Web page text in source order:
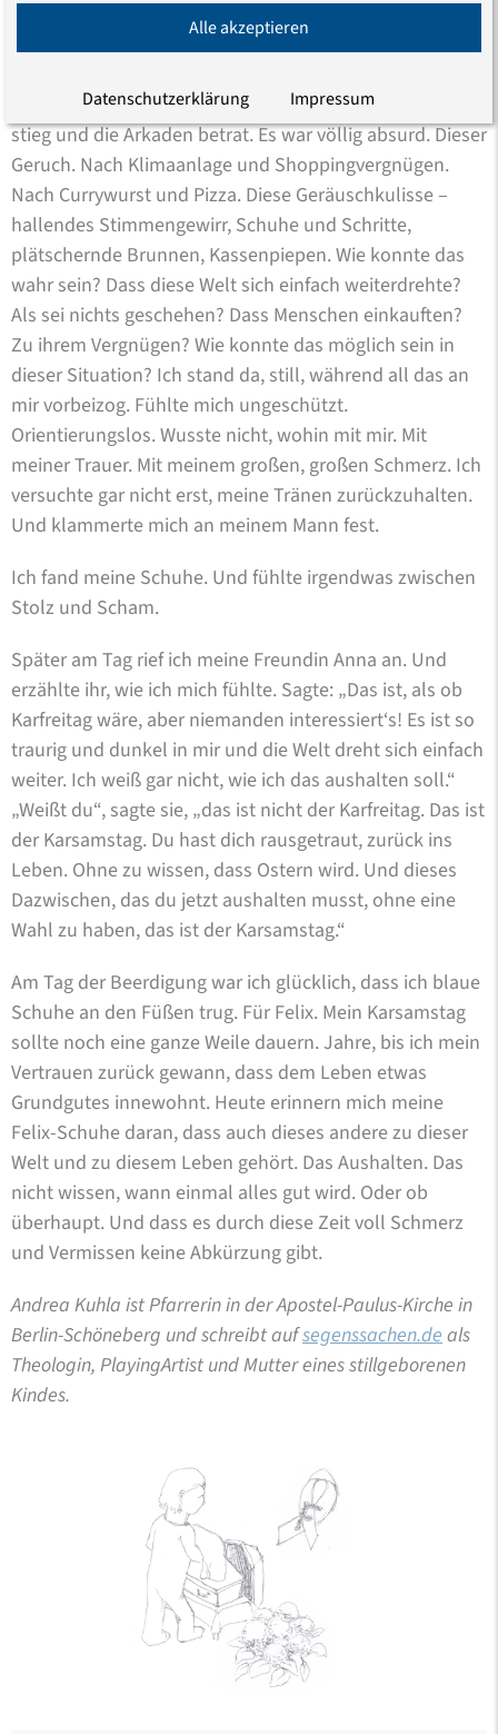
Ort, an dem verhältnismäßig nicht so viel los ist. Mein
Mann, mein Sohn und ich fuhren hin. Es war mein erstes
noch genau an dieses Gefühl, als ich aus dem Fahrstuhl
stieg und die Arkaden betrat. Es war völlig absurd. Dieser
Geruch. Nach Klimaanlage und Shoppingvergnügen.
Nach Currywurst und Pizza. Diese Geräuschkulisse –
hallendes Stimmengewirr, Schuhe und Schritte,
plätschernde Brunnen, Kassenpiepen. Wie konnte das
wahr sein? Dass diese Welt sich einfach weiterdrehte?
Als sei nichts geschehen? Dass Menschen einkauften?
Zu ihrem Vergnügen? Wie konnte das möglich sein in
dieser Situation? Ich stand da, still, während all das an
mir vorbeizog. Fühlte mich ungeschützt.
Orientierungslos. Wusste nicht, wohin mit mir. Mit
meiner Trauer. Mit meinem großen, großen Schmerz. Ich
versuchte gar nicht erst, meine Tränen zurückzuhalten.
Und klammerte mich an meinem Mann fest.
Ich fand meine Schuhe. Und fühlte irgendwas zwischen
Stolz und Scham.
Später am Tag rief ich meine Freundin Anna an. Und
erzählte ihr, wie ich mich fühlte. Sagte: „Das ist, als ob
Karfreitag wäre, aber niemanden interessiert‘s! Es ist so
traurig und dunkel in mir und die Welt dreht sich einfach
weiter. Ich weiß gar nicht, wie ich das aushalten soll.“
„Weißt du“, sagte sie, „das ist nicht der Karfreitag. Das ist
der Karsamstag. Du hast dich rausgetraut, zurück ins
Leben. Ohne zu wissen, dass Ostern wird. Und dieses
Dazwischen, das du jetzt aushalten musst, ohne eine
Wahl zu haben, das ist der Karsamstag.“
Am Tag der Beerdigung war ich glücklich, dass ich blaue
Schuhe an den Füßen trug. Für Felix. Mein Karsamstag
sollte noch eine ganze Weile dauern. Jahre, bis ich mein
Vertrauen zurück gewann, dass dem Leben etwas
Grundgutes innewohnt. Heute erinnern mich meine
Felix-Schuhe daran, dass auch dieses andere zu dieser
Welt und zu diesem Leben gehört. Das Aushalten. Das
nicht wissen, wann einmal alles gut wird. Oder ob
überhaupt. Und dass es durch diese Zeit voll Schmerz
und Vermissen keine Abkürzung gibt.
Andrea Kuhla ist Pfarrerin in der Apostel-Paulus-Kirche in
Berlin-Schöneberg und schreibt aufsegenssachen.de als
Theologin, PlayingArtist und Mutter eines stillgeborenen
Kindes.
Alle akzeptieren
Datenschutzerklärung Impressum